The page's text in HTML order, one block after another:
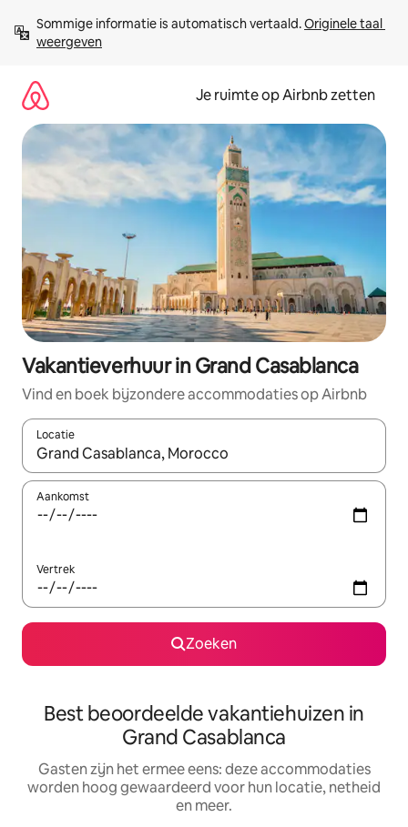
direct
naar
Sommige informatie is automatisch vertaald. Originele taal
weergeven
Je ruimte op Airbnb zetten
Vakantieverhuur in Grand Casablanca
Vind en boek bijzondere accommodaties op Airbnb
Locatie
Wanneer er suggesties beschikbaar zijn, maak je een keuze
Aankomst
Vertrek
Zoeken
Best beoordeelde vakantiehuizen in
Grand Casablanca
Gasten zijn het ermee eens: deze accommodaties
worden hoog gewaardeerd voor hun locatie, netheid
en meer.